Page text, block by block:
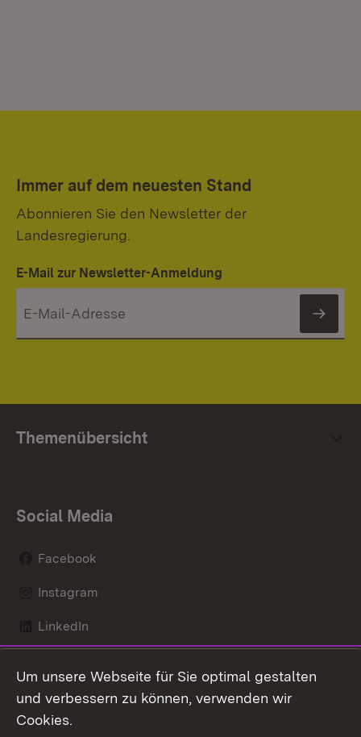
Immer auf dem neuesten Stand
Abonnieren Sie den Newsletter der
Landesregierung.
E-Mail zur Newsletter-Anmeldung
Themenübersicht
Social Media
Facebook
Instagram
LinkedIn
X / Twitter
Youtube
Um unsere Webseite für Sie optimal gestalten
und verbessern zu können, verwenden wir
Cookies.